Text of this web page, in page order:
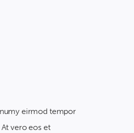
eirmod tempor
vero eos et